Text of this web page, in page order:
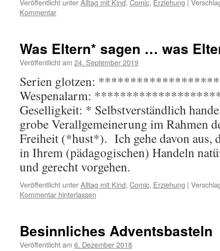
Veröffentlicht unterAlltag mit Kind, Comic, Erziehung |
Kommentar
Was Eltern* sagen … was
Veröffentlicht am 24. September 2019
Serien glotzen:
Wespenalarm:
Geselligkeit: * Selbstverständlich
grobe Verallgemeinerung im Rahmen
Freiheit (*hust*). Ich gehe davon aus,
in Ihrem (pädagogischen) Handeln
und gerecht vorgehen.
Veröffentlicht unterAlltag mit Kind, Comic, Erziehung |
Kommentar hinterlassen
Besinnliches Adventsbasteln
Veröffentlicht am 6. Dezember 2018